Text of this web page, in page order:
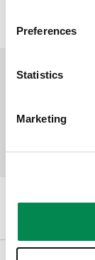
Preferences
Statistics
Marketing